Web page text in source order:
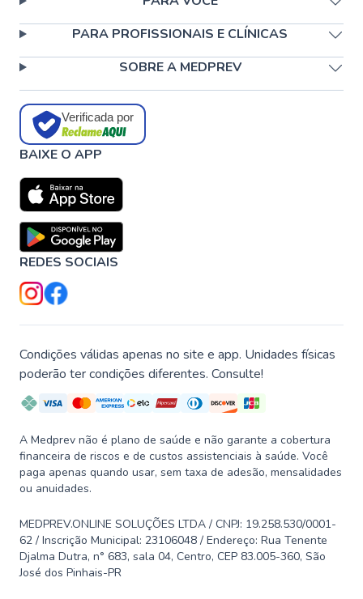
PARA PROFISSIONAIS E CLÍNICAS
SOBRE A MEDPREV
Verificada por
BAIXE O APP
REDES SOCIAIS
Condições válidas apenas no site e app. Unidades físicas
poderão ter condições diferentes. Consulte!
A Medprev não é plano de saúde e não garante a cobertura
financeira de riscos e de custos assistenciais à saúde. Você
paga apenas quando usar, sem taxa de adesão, mensalidades
ou anuidades.
MEDPREV.ONLINE SOLUÇÕES LTDA / CNPJ: 19.258.530/0001-
62 / Inscrição Municipal: 23106048 / Endereço: Rua Tenente
Djalma Dutra, n° 683, sala 04, Centro, CEP 83.005-360, São
José dos Pinhais-PR